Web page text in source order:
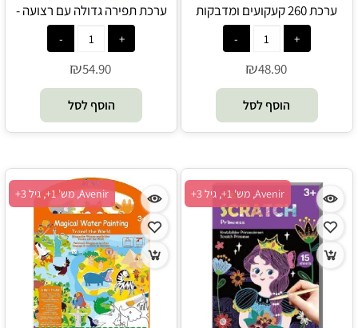
ערכת 260 קעקועים ומדבקות
ציפורניים - נסיכות - Avenir
₪48.90
הוסף לסל
ערכת תפירה גדולה עם רצועה -
תנין - Avenir
₪54.90
הוסף לסל
Avenir, מש' 1+, גיל 3+ Avenir, מש' 1+, גיל 3+